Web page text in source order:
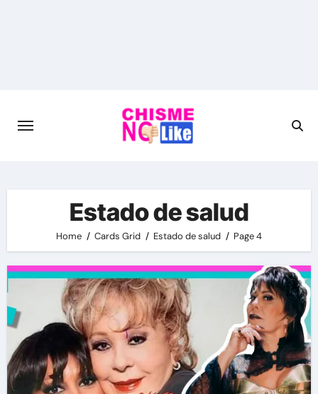
Estado de salud
Home Cards Grid Estado de salud Page 4